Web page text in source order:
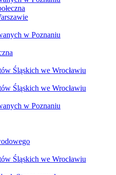
w Poznaniu
Śląskich we Wrocławiu
Śląskich we Wrocławiu
w Poznaniu
Śląskich we Wrocławiu